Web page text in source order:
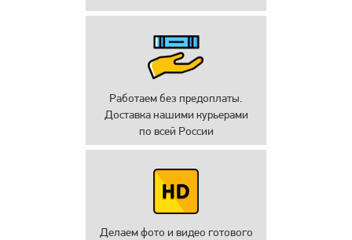
Работаем без предоплаты.
Доставка нашими курьерами
по всей России
Делаем фото и видео готового